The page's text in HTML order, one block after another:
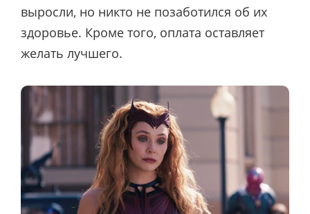
выросли, но никто не позаботился об их
здоровье. Кроме того, оплата оставляет
желать лучшего.